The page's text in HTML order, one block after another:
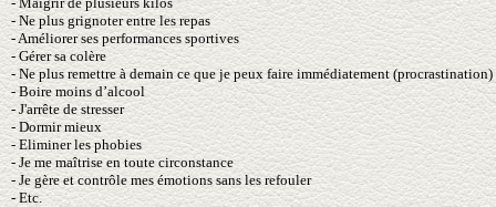
- Ne plus grignoter entre les repas
- Améliorer ses performances sportives
- Gérer sa colère
- Ne plus remettre à demain ce que je peux faire immédiatement (procrastination)
- Boire moins d’alcool
- J'arrête de stresser
- Dormir mieux
- Eliminer les phobies
- Je me maîtrise en toute circonstance
- Je gère et contrôle mes émotions sans les refouler
- Etc.